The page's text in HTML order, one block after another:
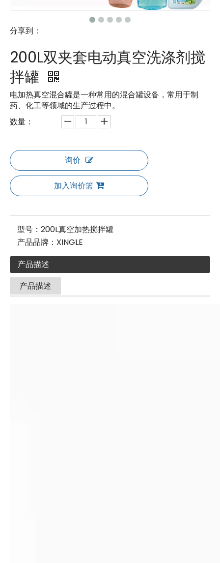
分享到：
200L双夹套电动真空洗涤剂搅
拌罐
电加热真空混合罐是一种常用的混合罐设备，常用于制
药、化工等领域的生产过程中。
数量：
询价
加入询价篮
型号： 200L真空加热搅拌罐
产品品牌： XINGLE
产品描述
产品描述